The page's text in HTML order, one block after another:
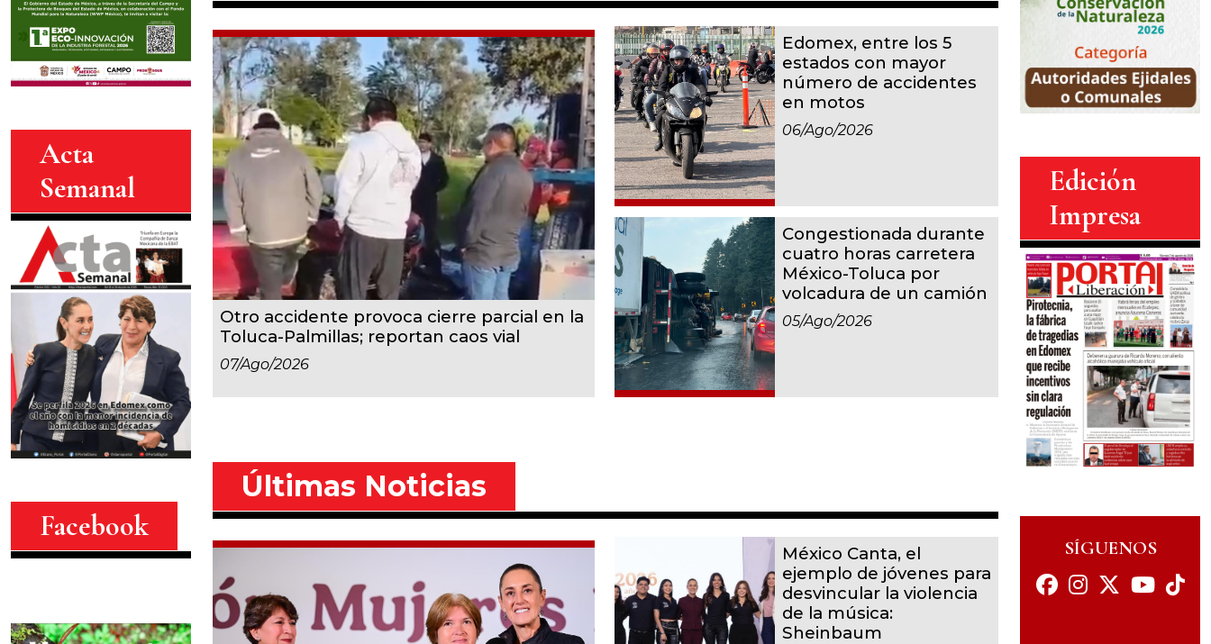
Acta
Semanal
Facebook
Otro accidente provoca cierre parcial en la
Toluca-Palmillas; reportan caos vial
07/ago/2026
Edomex, entre los 5
estados con mayor
número de accidentes
en motos
06/ago/2026
Congestionada durante
cuatro horas carretera
México-Toluca por
volcadura de un camión
05/ago/2026
Últimas Noticias
México Canta, el
ejemplo de jóvenes para
desvincular la violencia
de la música:
Sheinbaum
Edición
Impresa
SÍGUENOS